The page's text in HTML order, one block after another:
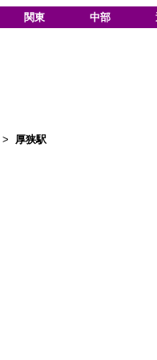
関東 中部
> 厚狭駅